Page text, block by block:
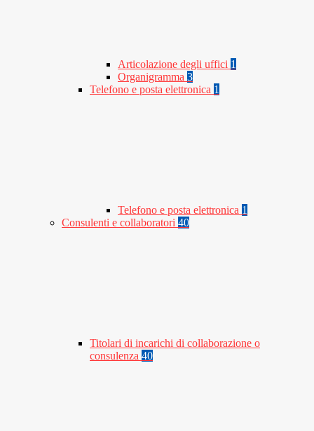
Articolazione degli uffici 1
Organigramma 3
Telefono e posta elettronica 1
Telefono e posta elettronica 1
Consulenti e collaboratori 40
Titolari di incarichi di collaborazione o
consulenza 40